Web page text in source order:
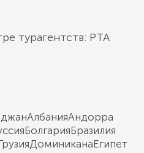
турагентств: РТА
АлбанияАндорра
БолгарияБразилия
ДоминиканаЕгипет